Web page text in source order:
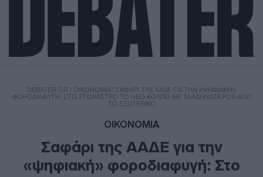
DEBATER.GR / ΟΙΚΟΝΟΜΙΑ/ ΣΑΦΆΡΙ ΤΗΣ ΑΑΔΕ ΓΙΑ ΤΗΝ «ΨΗΦΙΑΚΉ»
ΦΟΡΟΔΙΑΦΥΓΉ: ΣΤΟ ΣΤΌΧΑΣΤΡΟ ΤΟ ΝΈΟ ΚΌΛΠΟ ΜΕ ΤΑ ΑΔΉΛΩΤΑ POS ΑΠΌ
ΤΟ ΕΞΩΤΕΡΙΚΌ
ΟΙΚΟΝΟΜΙΑ
Σαφάρι της ΑΑΔΕ για την
«ψηφιακή» φοροδιαφυγή: Στο